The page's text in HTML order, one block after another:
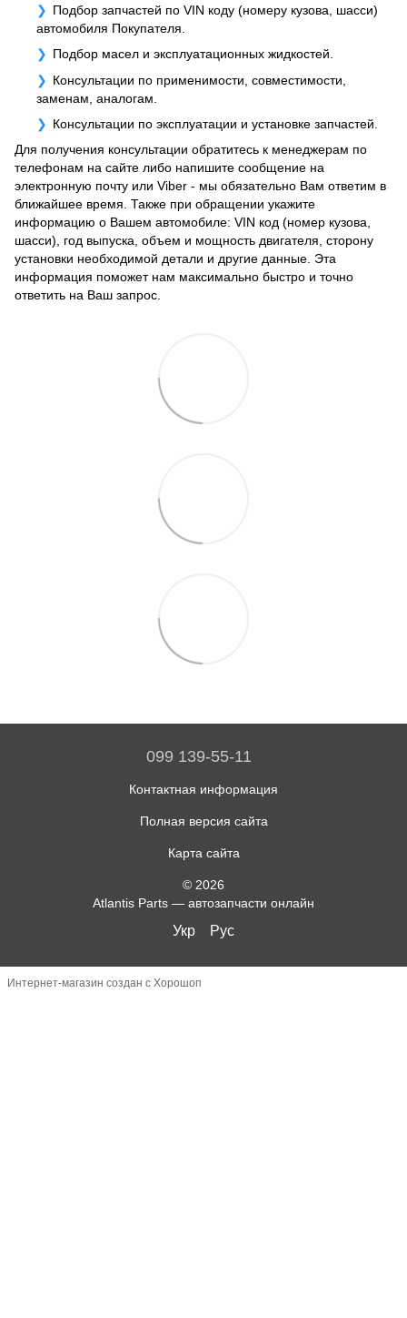
Подбор запчастей по VIN коду (номеру кузова, шасси)
автомобиля Покупателя.
Подбор масел и эксплуатационных жидкостей.
Консультации по применимости, совместимости,
заменам, аналогам.
Консультации по эксплуатации и установке запчастей.
Для получения консультации обратитесь к менеджерам по
телефонам на сайте либо напишите сообщение на
электронную почту или Viber - мы обязательно Вам ответим в
ближайшее время. Также при обращении укажите
информацию о Вашем автомобиле: VIN код (номер кузова,
шасси), год выпуска, объем и мощность двигателя, сторону
установки необходимой детали и другие данные. Эта
информация поможет нам максимально быстро и точно
ответить на Ваш запрос.
099 139-55-11
Контактная информация
Полная версия сайта
Карта сайта
© 2026
Atlantis Parts — автозапчасти онлайн
Укр Рус
Интернет-магазин создан с Хорошоп